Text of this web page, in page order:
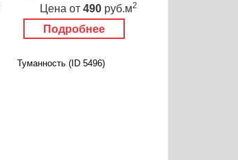
Подробнее
Цена от 490 руб.м2
Туманность (ID 5496)